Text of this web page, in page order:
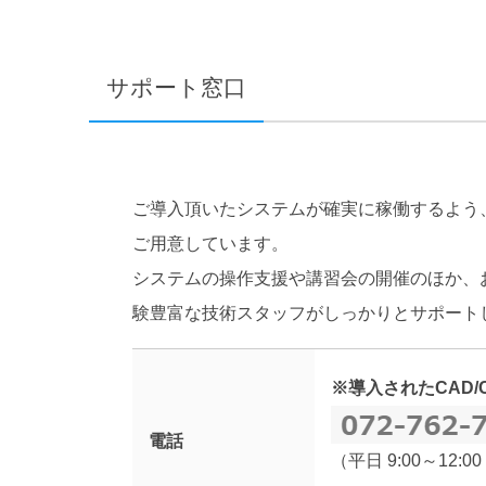
サポート窓口
ご導入頂いたシステムが確実に稼働するよ
ご用意しています。
システムの操作支援や講習会の開催のほか
験豊富な技術スタッフがしっかりとサポート
電話
※導入されたCAD/
（平日 9:00～